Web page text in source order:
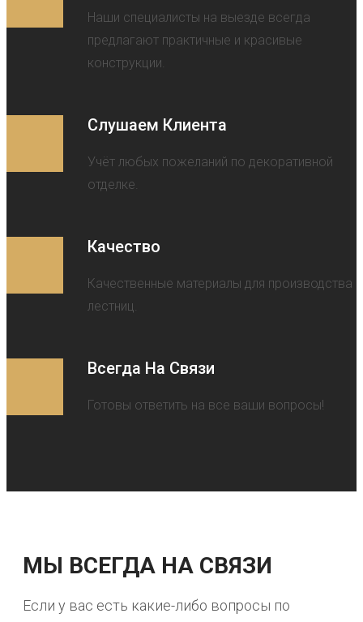
Наши специалисты на выезде всегда
предлагают практичные и красивые
конструкции.
Слушаем Клиента
Учёт любых пожеланий по декоративной
отделке.
Качество
Качественные материалы для производства
лестниц.
Всегда На Связи
Готовы ответить на все ваши вопросы!
МЫ ВСЕГДА НА СВЯЗИ
Если у вас есть какие-либо вопросы по